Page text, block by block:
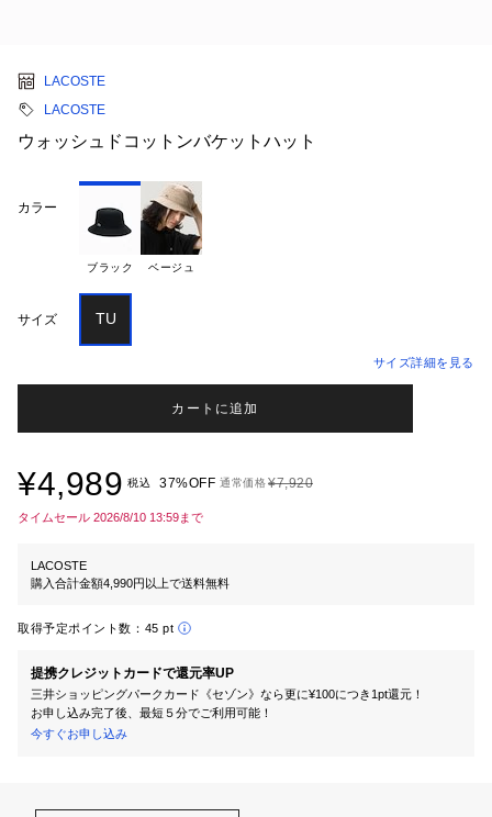
LACOSTE
LACOSTE
ウォッシュドコットンバケットハット
カラー
ブラック ベージュ
サイズ TU
サイズ詳細を見る
カートに追加
¥4,989 税込 37%OFF 通常価格¥7,920
タイムセール 2026/8/10 13:59まで
LACOSTE
購入合計金額4,990円以上で送料無料
取得予定ポイント数： 45 pt
提携クレジットカードで還元率UP
三井ショッピングパークカード《セゾン》なら更に¥100につき1pt還元！
お申し込み完了後、最短５分でご利用可能！
今すぐお申し込み